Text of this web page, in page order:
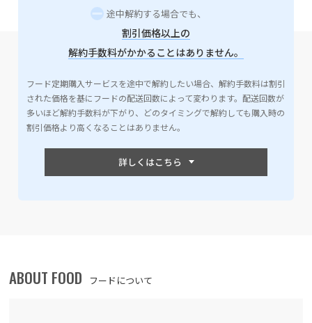
途中解約する場合でも、
割引価格以上の
解約手数料がかかることはありません。
フード定期購入サービスを途中で解約したい場合、解約手数料は割引
された価格を基にフードの配送回数によって変わります。配送回数が
多いほど解約手数料が下がり、どのタイミングで解約しても購入時の
割引価格より高くなることはありません。
ABOUT FOOD フードについて